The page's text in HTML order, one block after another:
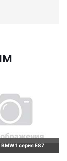
1 серия E87